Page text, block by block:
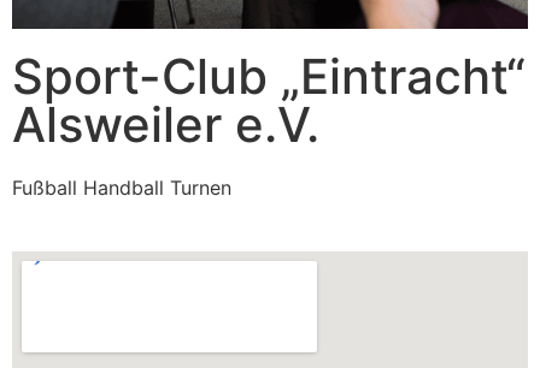
Sport-Club „Eintracht“
Alsweiler e.V.
Fußball Handball Turnen